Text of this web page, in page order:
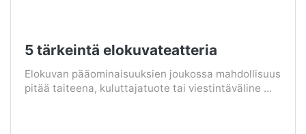
5 tärkeintä elokuvateatteria
Elokuvan pääominaisuuksien joukossa mahdollisuus
pitää taiteena, kuluttajatuote tai viestintäväline ...